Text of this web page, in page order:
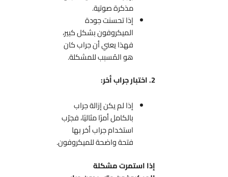
مذكرة صوتية.
إذا تحسنت جودة
الميكروفون بشكل كبير،
فهذا يعني أن جراب كان
هو المُسبب للمشكلة.
إذا لم يكن إزالة جراب
بالكامل أمرًا مثاليًا، فجرّب
استخدام جراب أخر بها
فتحة واضحة للميكروفون.
إذا استمرت مشكلة